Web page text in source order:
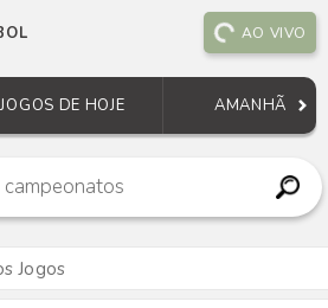
AO VIVO
JOGOS DE HOJE AMANHÃ
Jogos